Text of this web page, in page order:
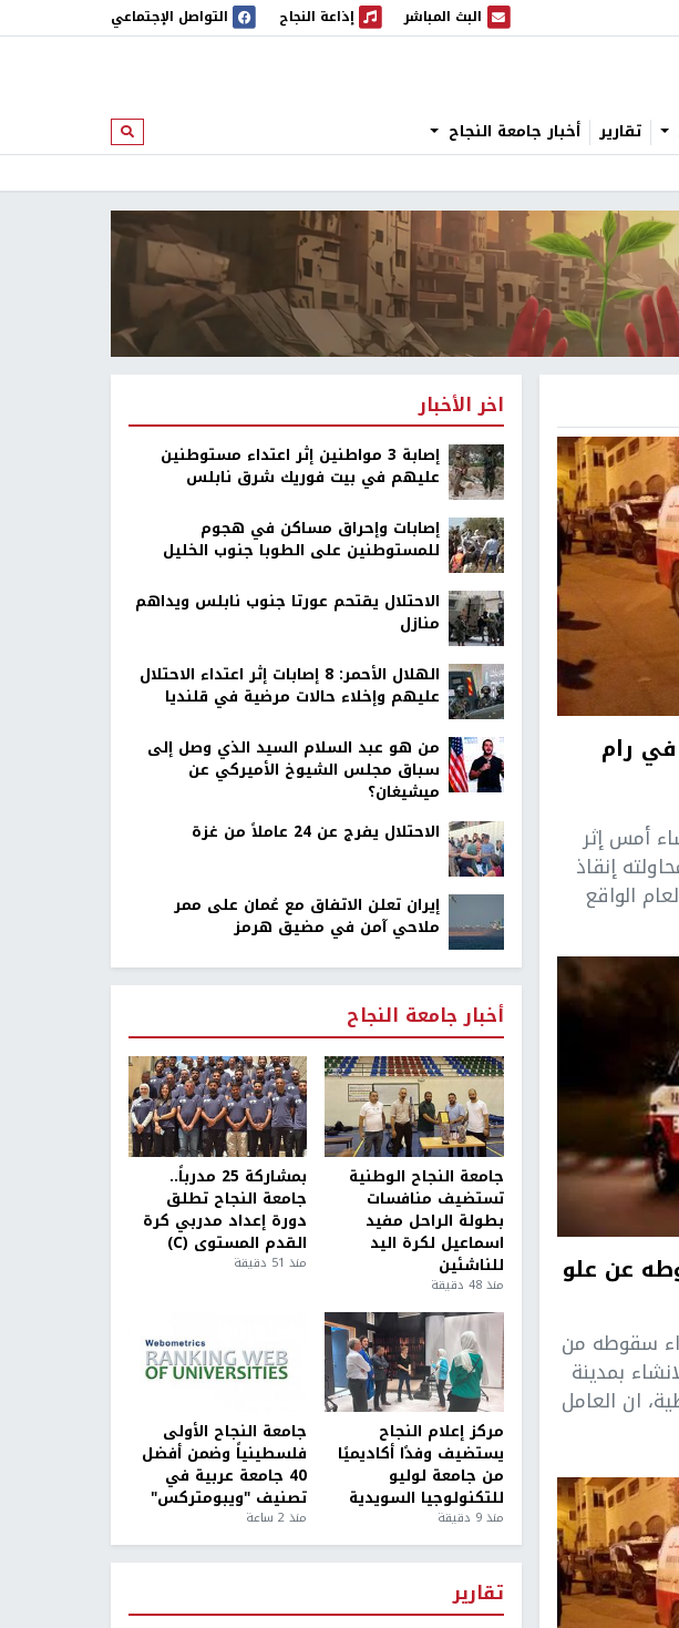
البث المباشر
البث المباشر إذاعة النجاح
إذاعة النجاح التواصل الإجتماعي
تقارير أخبار جامعة النجاح ابحث
رام
مساء أمس إثر
إنقاذ
الواقع
عن علو
سقوطه من
بمدينة
ان العامل
اخر الأخبار
إصابة 3 مواطنين إثر اعتداء مستوطنين
عليهم في بيت فوريك شرق نابلس
إصابات وإحراق مساكن في هجوم
للمستوطنين على الطوبا جنوب الخليل
الاحتلال يقتحم عورتا جنوب نابلس ويداهم
منازل
الهلال الأحمر: 8 إصابات إثر اعتداء الاحتلال
عليهم وإخلاء حالات مرضية في قلنديا
من هو عبد السلام السيد الذي وصل إلى
سباق مجلس الشيوخ الأميركي عن
ميشيغان؟
الاحتلال يفرج عن 24 عاملاً من غزة
إيران تعلن الاتفاق مع عُمان على ممر
ملاحي آمن في مضيق هرمز
أخبار جامعة النجاح
جامعة النجاح الوطنية
تستضيف منافسات
بطولة الراحل مفيد
اسماعيل لكرة اليد
للناشئين
منذ 48 دقيقة
بمشاركة 25 مدرباً..
جامعة النجاح تطلق
دورة إعداد مدربي كرة
القدم المستوى (C)
منذ 51 دقيقة
مركز إعلام النجاح
يستضيف وفدًا أكاديميًا
من جامعة لوليو
للتكنولوجيا السويدية
منذ 9 دقيقة
جامعة النجاح الأولى
فلسطينياً وضمن أفضل
40 جامعة عربية في
تصنيف "ويبومتركس"
منذ 2 ساعة
تقارير